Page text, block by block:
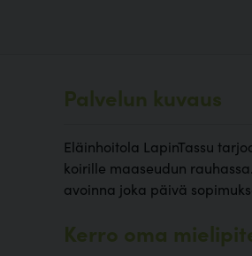
Palvelun kuvaus
Eläinhoitola LapinTassu
koirille maaseudun
avoinna joka päivä
Kerro oma